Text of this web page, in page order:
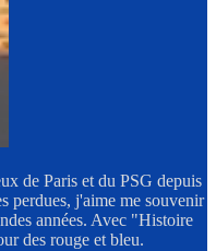
de Paris et du PSG depuis
perdues, j'aime me souvenir
années. Avec "Histoire
des rouge et bleu.